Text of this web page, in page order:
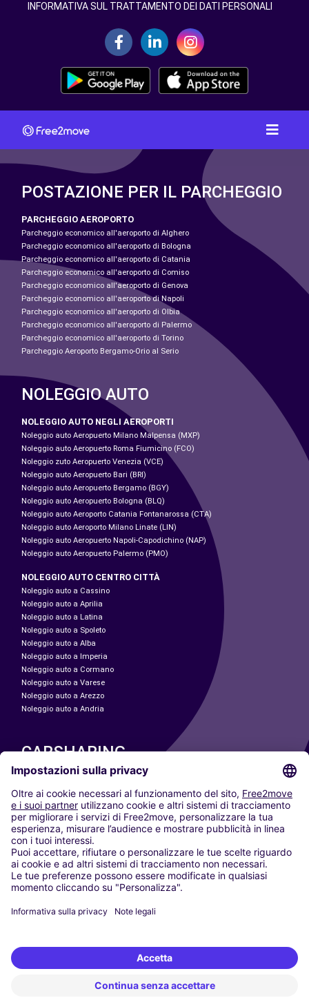
INFORMATIVA SUL TRATTAMENTO DEI DATI PERSONALI
POSTAZIONE PER IL PARCHEGGIO
PARCHEGGIO AEROPORTO
Parcheggio economico all'aeroporto di Alghero
Parcheggio economico all'aeroporto di Bologna
Parcheggio economico all'aeroporto di Catania
Parcheggio economico all'aeroporto di Comiso
Parcheggio economico all'aeroporto di Genova
Parcheggio economico all'aeroporto di Napoli
Parcheggio economico all'aeroporto di Olbia
Parcheggio economico all'aeroporto di Palermo
Parcheggio economico all'aeroporto di Torino
Parcheggio Aeroporto Bergamo-Orio al Serio
NOLEGGIO AUTO
NOLEGGIO AUTO NEGLI AEROPORTI
Noleggio auto Aeropuerto Milano Malpensa (MXP)
Noleggio auto Aeropuerto Roma Fiumicino (FCO)
Noleggio zuto Aeropuerto Venezia (VCE)
Noleggio auto Aeropuerto Bari (BRI)
Noleggio auto Aeropuerto Bergamo (BGY)
Noleggio auto Aeropuerto Bologna (BLQ)
Noleggio auto Aeroporto Catania Fontanarossa (CTA)
Noleggio auto Aeroporto Milano Linate (LIN)
Noleggio auto Aeropuerto Napoli-Capodichino (NAP)
Noleggio auto Aeropuerto Palermo (PMO)
NOLEGGIO AUTO CENTRO CITTÀ
Noleggio auto a Cassino
Noleggio auto a Aprilia
Noleggio auto a Latina
Noleggio auto a Spoleto
Noleggio auto a Alba
Noleggio auto a Imperia
Noleggio auto a Cormano
Noleggio auto a Varese
Noleggio auto a Arezzo
Noleggio auto a Andria
CARSHARING
LE NOSTRE CITTÀ
Paris
Madrid
Washington DC
Milano
Roma
Torino
Vienna
Berlino
Düsseldorf